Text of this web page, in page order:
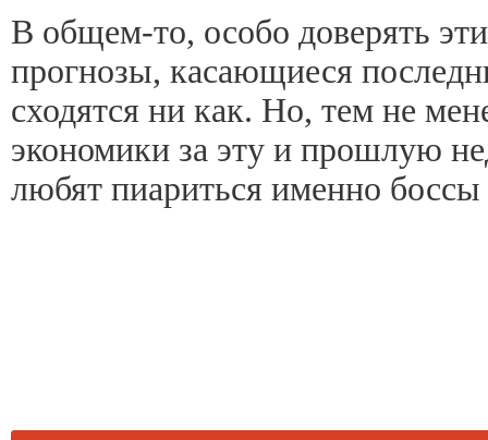
В общем-то, особо доверять
прогнозы, касающиеся
сходятся ни как. Но, тем не
экономики за эту и прошлую
любят пиариться именно боссы